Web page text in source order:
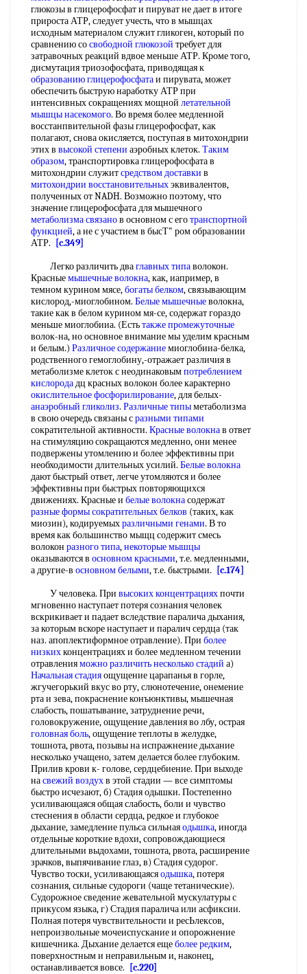
глюкозы в глицерофосфат и пируват не дает в итоге
прироста АТР, следует учесть, что в мышцах
исходным материалом служит гликоген, который по
сравнению сосвободной глюкозой требует для
затравочных реакций вдвое меньше АТР. Кроме того,
дисмутация триозофосфата, приводящая к
образованию глицерофосфатаи пирувата, может
обеспечить быструю наработку АТР при
интенсивных сокращениях мощной летательной
мышцы насекомого. Во время более медленной
восстанпвительной фазы глицерофосфат, как
полагают, снова окисляется, поступая в митохондрии
этих в высокой степени аэробных клеток. Таким
образом, транспортировка глицерофосфата в
митохондрии служитсредством доставки в
митохондрии восстановительныхэквивалентов,
полученных от NADH. Возможно поэтому, что
значение глицерофосфата для мышечного
метаболизма связанов основном с еготранспортной
функцией, а не с участием в бысТ" ром образовании
АТР.
[c.349]
Легко различить дваглавных типаволокон.
Красныемышечные волокна, как, иапример, в
темном курином мясе,богаты белком, связывающим
кислород,-миоглобином. Белые мышечныеволокна,
такие как в белом курином мя-се, содержат гораздо
меньше миоглобииа. (Естьтакже промежуточные
волок-на, но основное внимание мы уделим красным
и белым.) Различное содержаниемиоглобииа-белка,
родственного гемоглобину,-отражает различия в
метаболизме клеток с неодинаковымпотреблением
кислородадц красных волокон более карактерно
окислительное фосфорилирование, для белых-
анаэробный гликолиз. Различные типыметаболизма
в свою очередь связаны сразными типами
сократительной активности. Красные волокнав ответ
на стимуляцию сокращаются медленно, они менее
подвержены утомлению и более эффективны при
необходимости длительных усилий. Белые волокна
дают быстрый ответ, легче утомляются и более
эффективны при быстрых повторяющихся
движениях. Красные и белые волокнасодержат
разные формысократительных белков (таких, как
миозин), кодируемыхразличными генами. В то
время как большинство мыщц содержит смесь
волокон разного типа,некоторые мышцы
оказываются в основном красными, т.е. медленными,
а другие-в основном белыми, т.е. быстрыми.
[c.174]
У человека. При высоких концентрацияхпочти
мгновенно наступает потеря сознания человек
вскрикивает и падает вследствие паралича дыхания,
за которым вскоре наступает и паралич сердца (так
наз. апоплектиформное отравление). При более
низкихконцентрациях и более медленном течении
отравленияможно различитьнесколько стадий а)
Начальная стадияощущение царапанья в горле,
жгучегорький вкус во рту, слюнотечение, онемение
рта и зева, покраснение конъюнктивы, мышечная
слабость, пошатывание, затруднение речи,
головокружение, ощущение давления во лбу, острая
головная боль, ощущение теплоты в желудке,
тошнота, рвота, позывы на испражнение дыхание
несколько учащено, затем делается более глубоким.
Прилив крови к- голове, сердцебиение. При выходе
насвежий воздухв этой стадии — все симптомы
быстро исчезают, б) Стадия одышки. Постепенно
усиливающаяся общая слабость, боли и чувство
стеснения в области сердца, редкое и глубокое
дыхание, замедление пульса сильнаяодышка, иногда
отдельные короткие вдохи, сопровождающиеся
длительными выдохами, тошнота, рвота, расширение
зрачков, выпячивание глаз, в) Стадия судорог.
Чувство тоски, усиливающаясяодышка, потеря
сознания, сильные судороги (чаще тетанические).
Судорожное сведение жевательной мускулатуры с
прикусом языка, г) Стадия паралича или асфиксии.
Полная потеря чувствительности и ресЬлексов,
непроизвольные мочеиспускание и опорожнение
кишечника. Дыхание делается ещеболее редким,
поверхностным и неправильным и, наконец,
останавливается вовсе.
[c.220]